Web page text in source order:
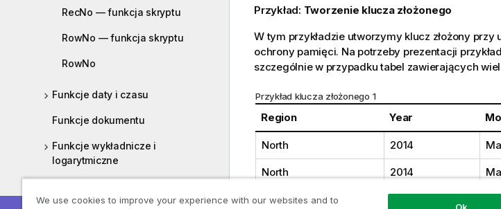
RecNo — funkcja skryptu
RowNo — funkcja skryptu
RowNo
Funkcje daty i czasu
Funkcje dokumentu
Funkcje wykładnicze i
logarytmiczne
Przykład: Tworzenie klucza złożonego
W tym przykładzie utworzymy klucz złożony przy
ochrony pamięci. Na potrzeby prezentacji
szczególnie w przypadku tabel zawierających
Przykład klucza złożonego 1
Region Year
North 2014
North 2014
North
We use cookies to improve your experience with our websites and to